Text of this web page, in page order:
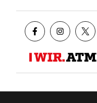
Datenschutz AGB